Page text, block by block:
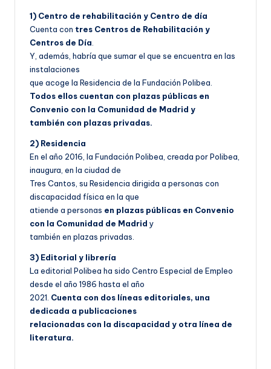
1) Centro de rehabilitación y Centro de día
Cuenta con tres Centros de Rehabilitación y
Centros de Día
Y, además, habría que sumar el que se encuentra en las
instalaciones
que acoge la Residencia de la Fundación Polibea.
Todos ellos cuentan con plazas públicas en
Convenio con la Comunidad de Madrid y
también con plazas privadas.
2) Residencia
En el año 2016, la Fundación Polibea, creada por Polibea,
inaugura, en la ciudad de
Tres Cantos, su Residencia dirigida a personas con
discapacidad física en la que
atiende a personas en plazas públicas en Convenio
con la Comunidad de Madrid y
también en plazas privadas.
3) Editorial y librería
La editorial Polibea ha sido Centro Especial de Empleo
desde el año 1986 hasta el año
2021. Cuenta con dos líneas editoriales, una
dedicada a publicaciones
relacionadas con la discapacidad y otra línea de
literatura.